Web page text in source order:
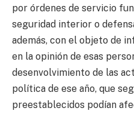
por órdenes de servicio
seguridad interior o
además, con el objeto de
en la opinión de esas
desenvolvimiento de las
política de ese año, que
preestablecidos podían